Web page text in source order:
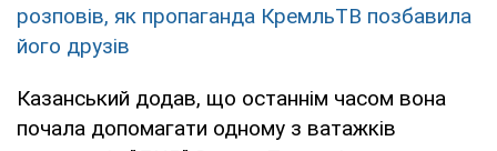
розповів, як пропаганда КремльТВ позбавила
його друзів
Казанський додав, що останнім часом вона
почала допомагати одному з ватажків